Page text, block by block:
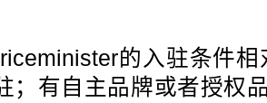
的入驻条件相
；有自主品牌或者授权